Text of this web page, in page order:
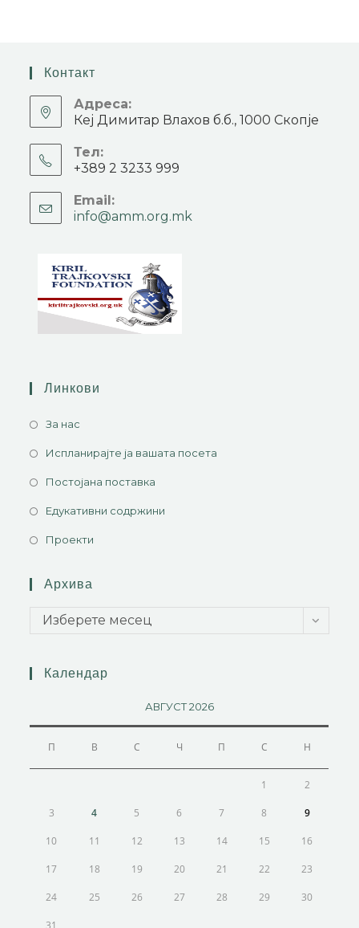
Контакт
Адреса:
Кеј Димитар Влахов б.б., 1000 Скопје
Тел:
+389 2 3233 999
Email:
info@amm.org.mk
Линкови
За нас
Испланирајте ја вашата посета
Постојана поставка
Едукативни содржини
Проекти
Архива
Изберете месец
Календар
АВГУСТ 2026
П В С Ч П С Н
1 2
3 4 5 6 7 8 9
10 11 12 13 14 15 16
17 18 19 20 21 22 23
24 25 26 27 28 29 30
31